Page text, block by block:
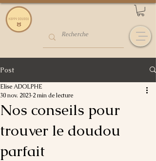
Post
Nos conseils pour
trouver le doudou
parfait
Elise ADOLPHE
30 nov. 2023 2 min de lecture